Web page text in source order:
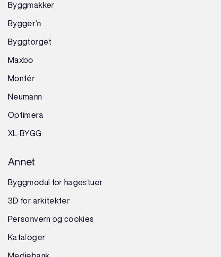
Byggmakker
Bygger'n
Byggtorget
Maxbo
Montér
Neumann
Optimera
XL-BYGG
Annet
Byggmodul for hagestuer
3D for arkitekter
Personvern og cookies
Kataloger
Mediebank